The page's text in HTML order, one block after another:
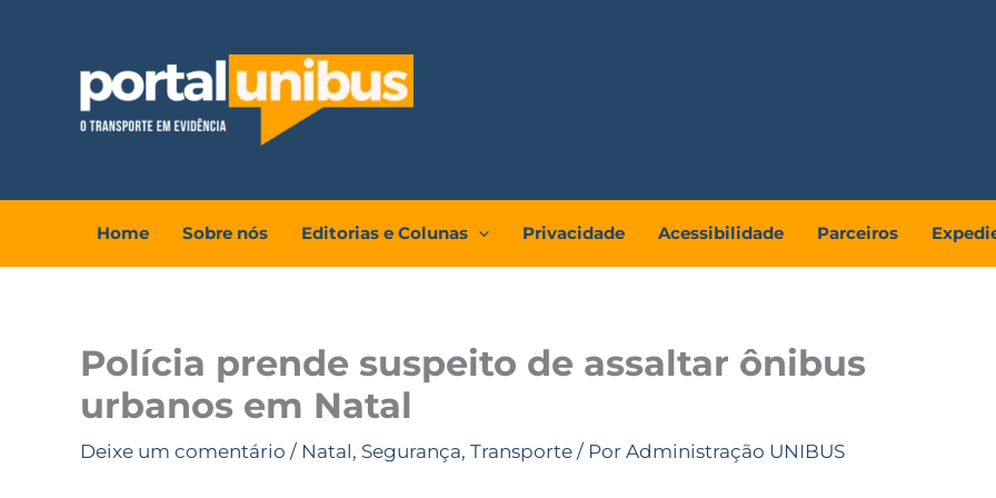
conteúdo
Home Sobre nós Editorias e Colunas Privacidade Acessibilidade Parceiros
Polícia prende suspeito de assaltar ônibus
urbanos em Natal
Deixe um comentário / Natal, Segurança, Transporte / Por Administração UNIBUS